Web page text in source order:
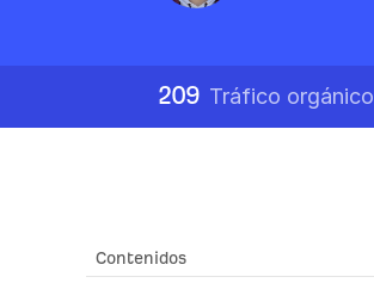
209 Tráfico orgánico
Contenidos